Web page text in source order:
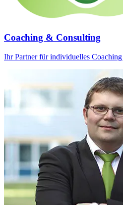
Coaching & Consulting
Ihr Partner für individuelles